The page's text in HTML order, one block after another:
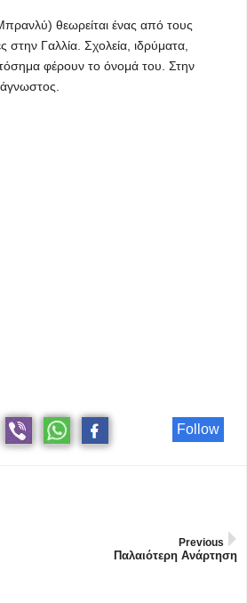
θεωρείται ένας από τους
στην Γαλλία. Σχολεία, ιδρύματα,
φέρουν το όνομά του. Στην
Follow
Previous
Παλαιότερη Ανάρτηση